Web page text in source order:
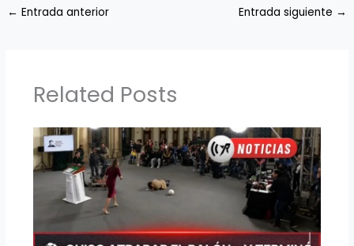
e
o
k
l
← Entrada anterior Entrada siguiente →
Related Posts